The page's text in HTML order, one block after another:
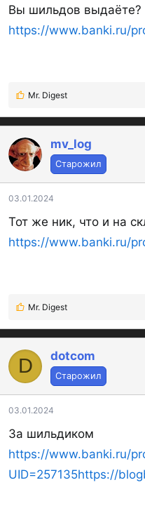
Вы шильдов выдаёте?
https://www.banki.ru/
Р
а
к
ц
и
и
:
Mr. Digest
mv_log
Старожил
03.01.2024
Тот же ник, что и на
https://www.banki.ru/
Р
а
к
и
и
:
Mr. Digest
D dotcom
Старожил
03.01.2024
За шильдиком
https://www.banki.ru/
UID=257135https://